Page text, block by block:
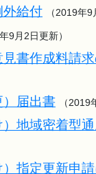
外給付 （2019年9
9月2日更新）
書作成料請
）届出書 （2019
）地域密着型
）指定更新申